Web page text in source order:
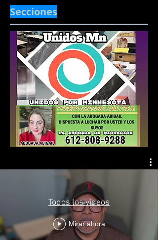
Secciones
Todos los videos
Mirar ahora